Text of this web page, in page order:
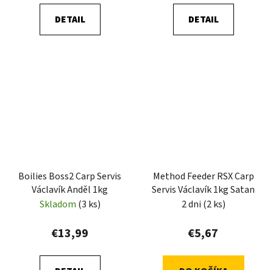
DETAIL DETAIL
Boilies Boss2 Carp Servis
Václavík Anděl 1kg
Skladom (3 ks)
€13,99
Method Feeder RSX Carp
Servis Václavík 1kg Satan
2 dni (2 ks)
€5,67